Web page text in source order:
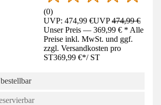
(0)
UVP: 474,99 €UVP474,99 €
Unser Preis — 369,99 € * Alle
Preise inkl. MwSt. und ggf.
zzgl. Versandkosten pro
ST369,99 €*/ ST